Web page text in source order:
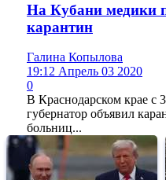
На Кубани медики
карантин
Галина Копылова
19:12 Апрель 03 2020
0
В Краснодарском крае с
губернатор объявил
больниц...